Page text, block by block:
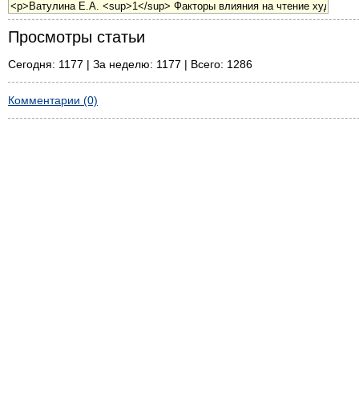
Просмотры статьи
Сегодня: 1177 | За неделю: 1177 | Всего: 1286
Комментарии (0)